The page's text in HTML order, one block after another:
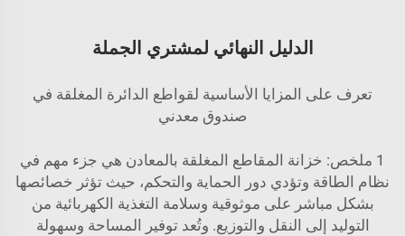
الدليل النهائي لمشتري الجملة
تعرف على المزايا الأساسية لقواطع الدائرة المغلقة في
صندوق معدني
1 ملخص: خزانة المقاطع المغلقة بالمعادن هي جزء مهم في
نظام الطاقة وتؤدي دور الحماية والتحكم، حيث تؤثر خصائصها
بشكل مباشر على موثوقية وسلامة التغذية الكهربائية من
التوليد إلى النقل والتوزيع. وتُعد توفير المساحة وسهولة